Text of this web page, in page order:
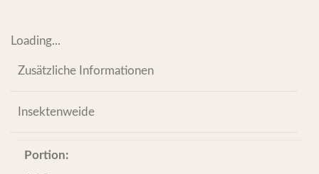
Loading...
Zusätzliche Informationen
Insektenweide
Portion: